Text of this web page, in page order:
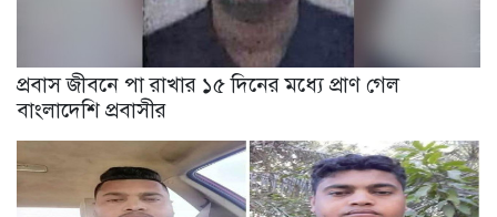
প্রবাস জীবনে পা রাখার ১৫ দিনের মধ্যে প্রাণ গেল
বাংলাদেশি প্রবাসীর